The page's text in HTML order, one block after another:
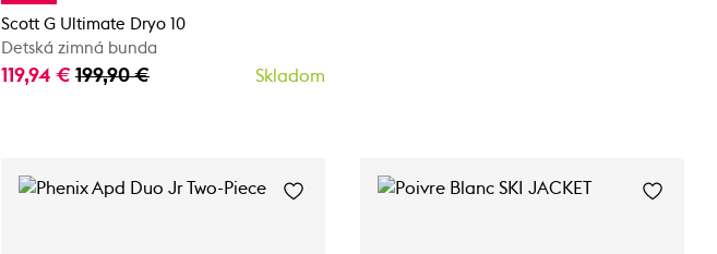
Scott G Ultimate Dryo 10
Detská zimná bunda
119,94 € 199,90 € Skladom